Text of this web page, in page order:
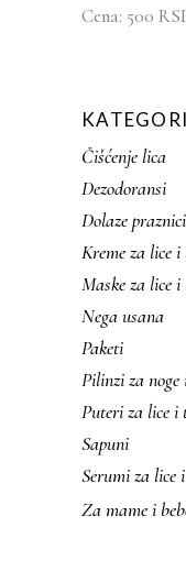
Cena: 500
Čišćenje lica
Dezodoransi
Dolaze praznici
Kreme za lice i
Maske za lice i
Nega usana
Paketi
Pilinzi za noge
Puteri za lice i
Sapuni
Serumi za lice
Za mame i